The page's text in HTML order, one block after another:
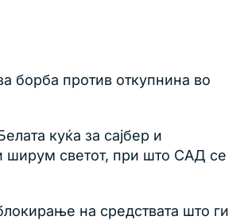
борба против откупнина во
куќа за сајбер и
ширум светот, при што САД се
на средствата што ги